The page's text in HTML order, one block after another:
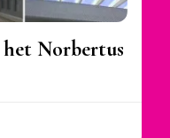
Norbertus